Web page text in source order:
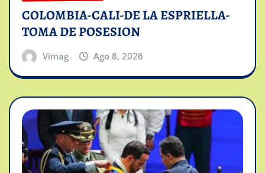
COLOMBIA-CALI-DE LA ESPRIELLA-
TOMA DE POSESION
Vimag Ago 8, 2026